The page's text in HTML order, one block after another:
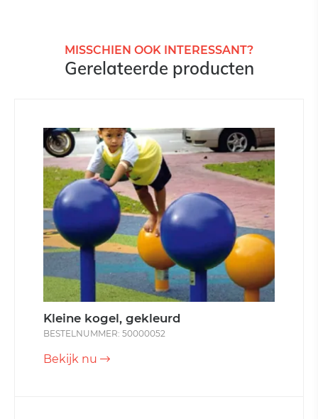
MISSCHIEN OOK INTERESSANT?
Gerelateerde producten
Kleine kogel, gekleurd
BESTELNUMMER: 50000052
Bekijk nu